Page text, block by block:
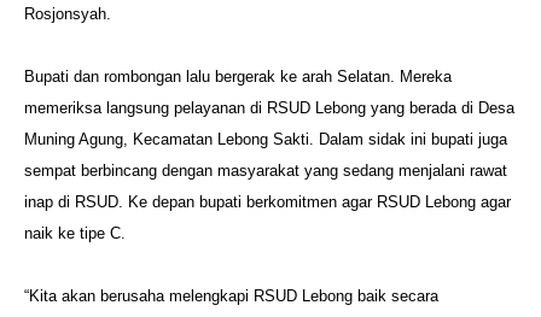
Rosjonsyah.
Bupati dan rombongan lalu bergerak ke arah Selatan. Mereka
memeriksa langsung pelayanan di RSUD Lebong yang berada di Desa
Muning Agung, Kecamatan Lebong Sakti. Dalam sidak ini bupati juga
sempat berbincang dengan masyarakat yang sedang menjalani rawat
inap di RSUD. Ke depan bupati berkomitmen agar RSUD Lebong agar
naik ke tipe C.
“Kita akan berusaha melengkapi RSUD Lebong baik secara